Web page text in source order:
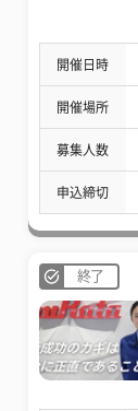
開催日時
開催場所
募集人数
申込締切
終了